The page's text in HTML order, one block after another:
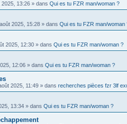
2025, 13:26 » dans Qui es tu FZR man/woman ?
2025, 15:28 » dans Qui es tu FZR man/woman
2025, 12:30 » dans Qui es tu FZR man/woman ?
12:06 » dans Qui es tu FZR man/woman ?
2025, 11:49 » dans recherches pièces fzr 3lf
13:34 » dans Qui es tu FZR man/woman ?